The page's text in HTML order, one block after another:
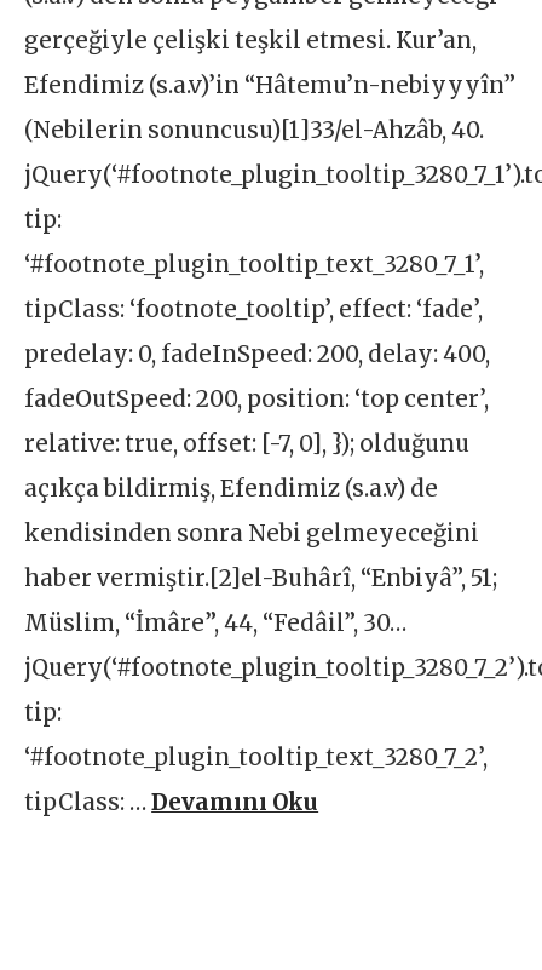
gerçeğiyle çelişki teşkil etmesi. Kur’an,
Efendimiz (s.a.v)’in “Hâtemu’n-nebiyyyîn”
(Nebilerin sonuncusu)[1]33/el-Ahzâb, 40.
tip:
‘#footnote_plugin_tooltip_text_3280_7_1’,
tipClass: ‘footnote_tooltip’, effect: ‘fade’,
predelay: 0, fadeInSpeed: 200, delay: 400,
fadeOutSpeed: 200, position: ‘top center’,
relative: true, offset: [-7, 0], }); olduğunu
açıkça bildirmiş, Efendimiz (s.a.v) de
kendisinden sonra Nebi gelmeyeceğini
haber vermiştir.[2]el-Buhârî, “Enbiyâ”, 51;
Müslim, “İmâre”, 44, “Fedâil”, 30…
tip:
‘#footnote_plugin_tooltip_text_3280_7_2’,
tipClass: …Devamını Oku